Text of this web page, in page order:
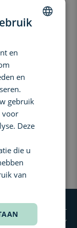
en
en
gebruik
voor
Deze
die u
van